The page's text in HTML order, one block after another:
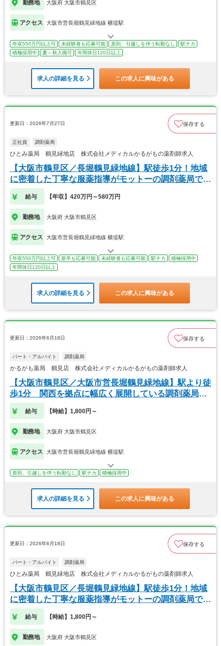
勤務地 大阪府 大阪市鶴見区
アクセス 大阪市営長堀鶴見緑地線 横堤駅
年収550万円以上可 未経験者も応募可能 原則、引越しを伴う転勤なし
駅チカ
積極採用中
夏～秋入職可 年間休日120日以上
求人の詳細を見る この求人に興味がある
更新日：2026年7月27日 保存する
正社員 調剤薬局
ひとみ薬局 鶴見緑地店 株式会社メディカルかるがもの薬剤師求人
【大阪市鶴見区／長堀鶴見緑地線】駅徒歩1分！地域
に密着した丁寧な服薬指導がモットーの調剤薬局で
す。
給与 【年収】420万円～580万円
勤務地 大阪府 大阪市鶴見区
アクセス 大阪市営長堀鶴見緑地線 横堤駅
年収550万円以上可 新卒も応募可能 未経験者も応募可能 駅チカ
積極採用中
年間休日120日以上
求人の詳細を見る この求人に興味がある
更新日：2026年6月18日 保存する
パート・アルバイト 調剤薬局
かるがも薬局 鶴見店 株式会社メディカルかるがもの薬剤師求人
【大阪市鶴見区／大阪市営長堀鶴見緑地線】駅より徒
歩1分 関西を拠点に幅広く展開している調剤薬局で
す
給与 【時給】1,800円～
勤務地 大阪府 大阪市鶴見区
アクセス 大阪市営長堀鶴見緑地線 横堤駅
原則、引越しを伴う転勤なし 駅チカ 積極採用中
求人の詳細を見る この求人に興味がある
更新日：2026年6月18日 保存する
パート・アルバイト 調剤薬局
ひとみ薬局 鶴見緑地店 株式会社メディカルかるがもの薬剤師求人
【大阪市鶴見区／長堀鶴見緑地線】駅徒歩1分！地域
に密着した丁寧な服薬指導がモットーの調剤薬局で
す。
給与 【時給】1,800円～
勤務地 大阪府 大阪市鶴見区